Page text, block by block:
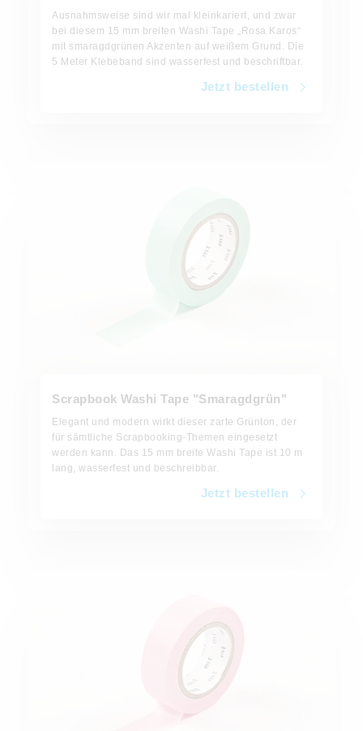
Ausnahmsweise sind wir mal kleinkariert, und zwar
bei diesem 15 mm breiten Washi Tape „Rosa Karos“
mit smaragdgrünen Akzenten auf weißem Grund. Die
5 Meter Klebeband sind wasserfest und beschriftbar.
Jetzt bestellen
Scrapbook Washi Tape "Smaragdgrün"
Elegant und modern wirkt dieser zarte Grünton, der
für sämtliche Scrapbooking-Themen eingesetzt
werden kann. Das 15 mm breite Washi Tape ist 10 m
lang, wasserfest und beschreibbar.
Jetzt bestellen